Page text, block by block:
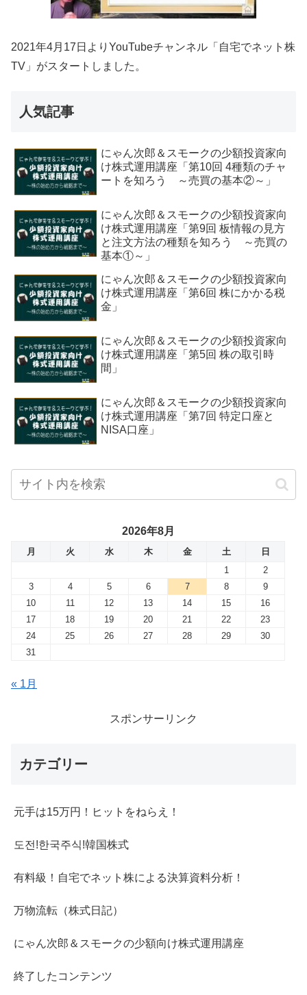
2021年4月17日よりYouTubeチャンネル「自宅でネット株
TV」がスタートしました。
人気記事
にゃん次郎＆スモークの少額投資家向
け株式運用講座「第10回 4種類のチャ
ートを知ろう ～売買の基本②～」
にゃん次郎＆スモークの少額投資家向
け株式運用講座「第9回 板情報の見方
と注文方法の種類を知ろう ～売買の
基本①～」
にゃん次郎＆スモークの少額投資家向
け株式運用講座「第6回 株にかかる税
金」
にゃん次郎＆スモークの少額投資家向
け株式運用講座「第5回 株の取引時
間」
にゃん次郎＆スモークの少額投資家向
け株式運用講座「第7回 特定口座と
NISA口座」
2026年8月
月 火 水 木 金 土
日
1
2
3
4 5 6 7 8
9
10
11 12 13 14 15
16
17
18 19 20 21 22
23
24
25 26 27 28 29
30
31
« 1月
スポンサーリンク
カテゴリー
元手は15万円！ヒットをねらえ！
도전!한국주식!韓国株式
有料級！自宅でネット株による決算資料分析！
万物流転（株式日記）
にゃん次郎＆スモークの少額向け株式運用講座
終了したコンテンツ